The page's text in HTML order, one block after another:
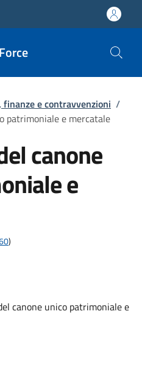
e contravvenzioni /
patrimoniale e mercatale
canone
e
)
canone unico patrimoniale e